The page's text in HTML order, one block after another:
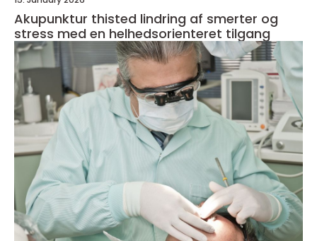
Akupunktur thisted lindring af smerter og
stress med en helhedsorienteret tilgang